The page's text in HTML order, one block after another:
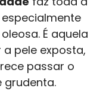
É aquela
pele exposta,
passar o
grudenta.